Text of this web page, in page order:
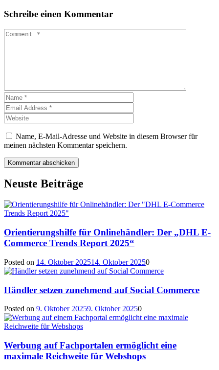
Schreibe einen Kommentar
Name, E-Mail-Adresse und Website in diesem Browser für
meinen nächsten Kommentar speichern.
Neuste Beiträge
Orientierungshilfe für Onlinehändler: Der „DHL E-
Commerce Trends Report 2025“
Posted on 14. Oktober 202514. Oktober 20250
Händler setzen zunehmend auf Social Commerce
Posted on 9. Oktober 20259. Oktober 20250
Werbung auf Fachportalen ermöglicht eine
maximale Reichweite für Webshops